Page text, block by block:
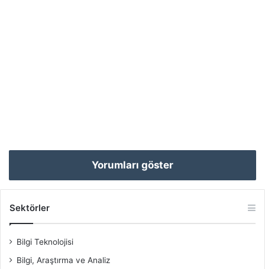
Yorumları göster
Sektörler
Bilgi Teknolojisi
Bilgi, Araştırma ve Analiz